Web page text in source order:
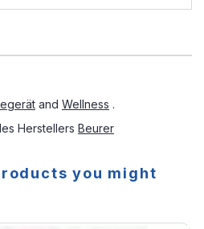
and Wellness .
Herstellers Beurer
you might